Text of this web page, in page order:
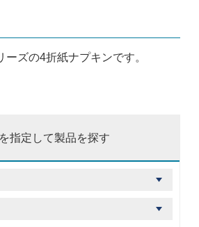
ーズの4折紙ナプキンです。
指定して製品を探す